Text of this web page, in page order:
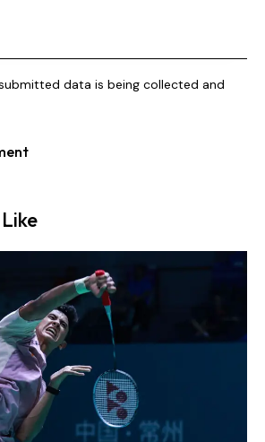
data is being collected and